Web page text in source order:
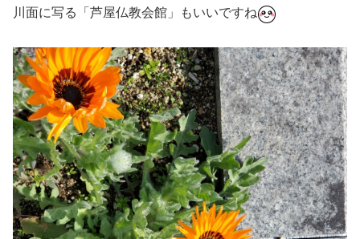
川面に写る「芦屋仏教会館」もいいですね